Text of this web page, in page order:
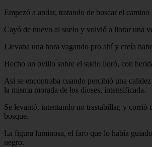
Empezó a andar, tratando de buscar el
Cayó de nuevo al suelo y volvió a llorar una
Llevaba una hora vagando pro ahí y creía
Hecho un ovillo sobre el suelo lloró, con
Así se encontraba cuando percibió una
la misma morada de los dioses, intensificada.
Se levantó, intentando no trastabillar, y corrió
bosque.
La figura luminosa, el faro que lo había
negro.